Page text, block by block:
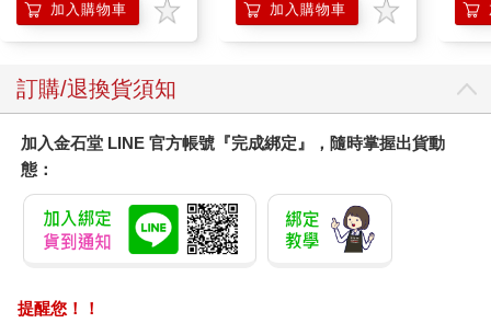
加入購物車 加入購物車
訂購/退換貨須知
加入金石堂 LINE 官方帳號『完成綁定』，隨時掌握出貨動
態：
提醒您！！